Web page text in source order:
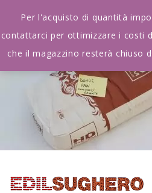
Per l'acquisto di quantità
contattarci per ottimizzare i costi
che il magazzino resterà chiuso